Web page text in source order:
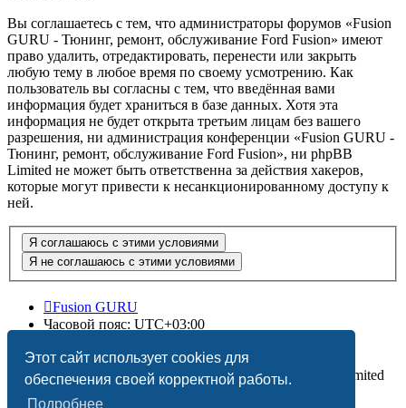
Этот сайт использует cookies для
обеспечения своей корректной работы.
Подробнее
Вы соглашаетесь с тем, что администраторы форумов «Fusion
GURU - Тюнинг, ремонт, обслуживание Ford Fusion» имеют
право удалить, отредактировать, перенести или закрыть
любую тему в любое время по своему усмотрению. Как
пользователь вы согласны с тем, что введённая вами
информация будет храниться в базе данных. Хотя эта
информация не будет открыта третьим лицам без вашего
разрешения, ни администрация конференции «Fusion GURU -
Тюнинг, ремонт, обслуживание Ford Fusion», ни phpBB
Limited не может быть ответственна за действия хакеров,
которые могут привести к несанкционированному доступу к
ней.
Fusion GURU
Часовой пояс: UTC+03:00
Создано на основеphpBB® Forum Software © phpBB Limited